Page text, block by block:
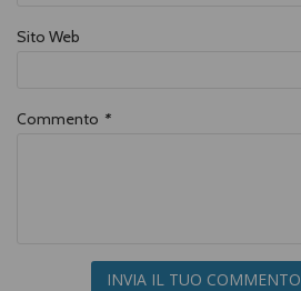
Sito Web
Commento *
INVIA IL TUO COMMENTO